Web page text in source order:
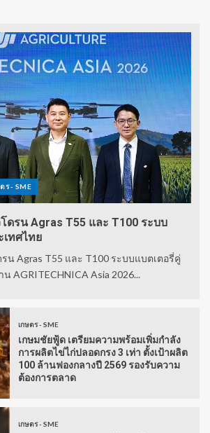
ร - SME
โดรน Agras T55 และ T100 ระบบ
เทศไทย
รน Agras T55 และ T100 ระบบแบตเตอรี่คู่
AGRITECHNICA Asia 2026...
เกษตร - SME
เกษมชัยฟู้ด เตรียมความพร้อมเพิ่มกำลัง
การผลิตไข่ไก่ปลอดกรง 3 เท่า ตั้งเป้าผลิต
100 ล้านฟองกลางปี 2569 รองรับความ
ต้องการตลาด
เกษตร - SME